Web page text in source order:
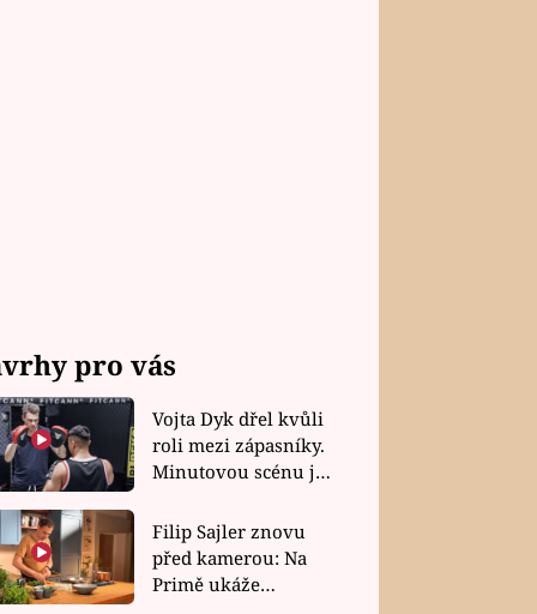
pro vás
Vojta Dyk dřel kvůli
roli mezi zápasníky.
Minutovou scénu jel
Filip Sajler znovu
před kamerou: Na
Primě ukáže